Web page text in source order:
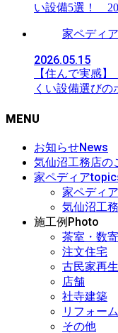
い設備5選！
家ペディア
2026.05.15
【住んで実感
くい設備選び
MENU
お知らせNews
気仙沼工務店の
家ペディア
家ペディア
気仙沼工
施工例 Photo
茶室・数
注文住宅
古民家再生
店舗
社寺建築
リフォーム
その他